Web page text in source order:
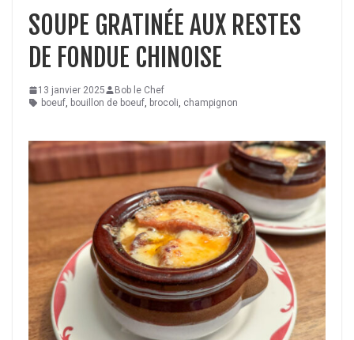
SOUPE GRATINÉE AUX RESTES
DE FONDUE CHINOISE
13 janvier 2025
Bob le Chef
boeuf, bouillon de boeuf, brocoli, champignon